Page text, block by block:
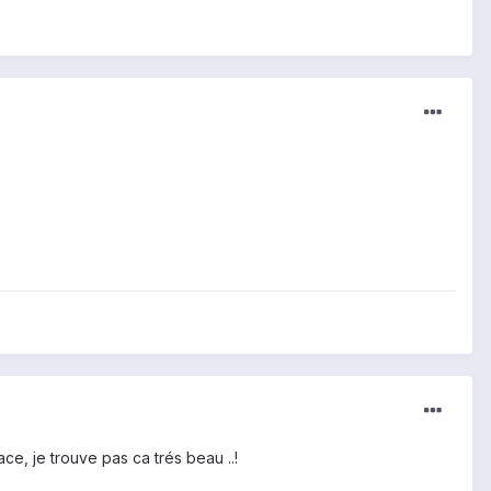
je trouve pas ca trés beau ..!